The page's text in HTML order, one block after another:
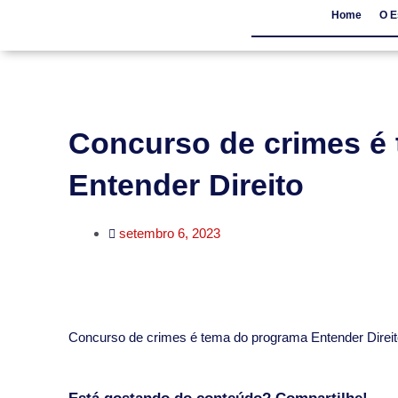
Home O
Concurso de crimes
Entender Direito
setembro 6, 2023
​Concurso de crimes é tema do programa Entender